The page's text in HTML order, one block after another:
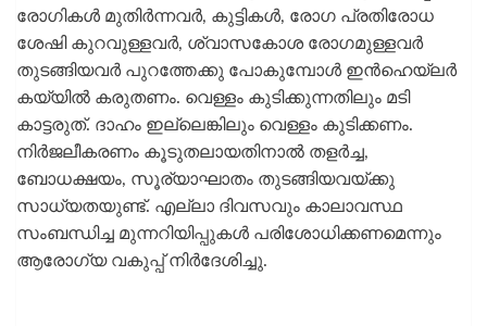
രോഗികൾ മുതിർന്നവർ, കുട്ടികൾ, രോഗ പ്രതിരോധ
ശേഷി കുറവുള്ളവർ, ശ്വാസകോശ രോഗമുള്ളവർ
തുടങ്ങിയവർ പുറത്തേക്കു പോകുമ്പോൾ ഇൻഹെയ്‌ലർ
കയ്യിൽ കരുതണം. വെള്ളം കുടിക്കുന്നതിലും മടി
കാട്ടരുത്. ദാഹം ഇല്ലെങ്കിലും വെള്ളം കുടിക്കണം.
നിർജലീകരണം കൂടുതലായതിനാൽ തളർച്ച,
ബോധക്ഷയം, സൂര്യാഘാതം തുടങ്ങിയവയ്ക്കു
സാധ്യതയുണ്ട്. എല്ലാ ദിവസവും കാലാവസ്ഥ
സംബന്ധിച്ച മുന്നറിയിപ്പുകൾ പരിശോധിക്കണമെന്നും
ആരോഗ്യ വകുപ്പ് നിർദേശിച്ചു.